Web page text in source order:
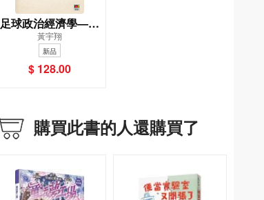
足球政治經濟學——
球壇霸權興衰的源代
碼
黃宇翔
新品
$ 128.00
購買此書的人還購買了